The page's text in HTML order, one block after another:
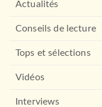
Actualités
Conseils de lecture
Tops et sélections
Vidéos
Interviews